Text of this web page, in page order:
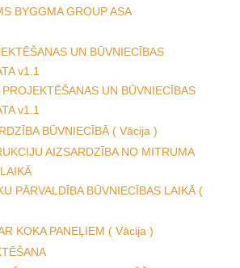
BYGGMA GROUP ASA
UN BŪVNIECĪBAS
v1.1
UN BŪVNIECĪBAS
v1.1
BŪVNIECĪBĀ ( Vācija )
AIZSARDZĪBA NO MITRUMA
PĀRVALDĪBA BŪVNIECĪBAS LAIKĀ (
KOKA PANEĻIEM ( Vācija )